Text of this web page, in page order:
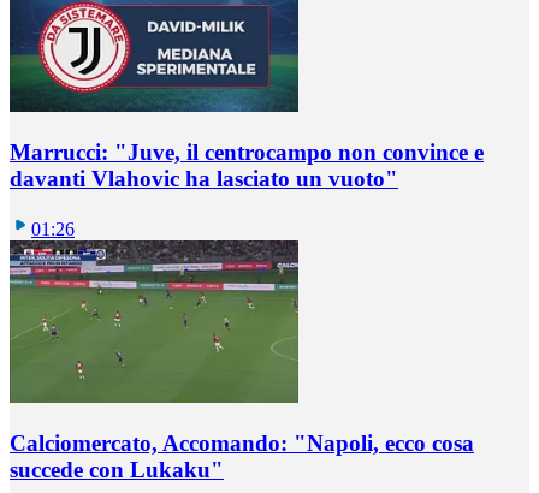
Marrucci: "Juve, il centrocampo non convince e
davanti Vlahovic ha lasciato un vuoto"
01:26
Calciomercato, Accomando: "Napoli, ecco cosa
succede con Lukaku"